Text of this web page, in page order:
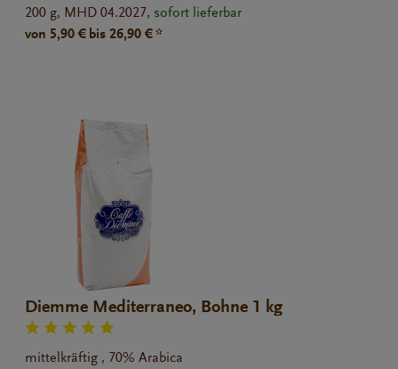
200 g, MHD 04.2027, sofort lieferbar
von 5,90 € bis 26,90 € *
Diemme Mediterraneo, Bohne 1 kg
mittelkräftig , 70% Arabica